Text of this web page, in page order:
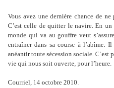
Vous avez une dernière chance de
C’est celle de quitter le navire. En un
monde qui va au gouffre veut
entraîner dans sa course à l’abîme.
anéantir toute sécession sociale. C’est
vie qui nous soit ouverte, pour l’heure.
Courriel, 14 octobre 2010.